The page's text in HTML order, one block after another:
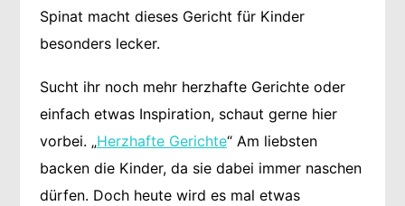
Spinat macht dieses Gericht für Kinder
besonders lecker.
Sucht ihr noch mehr herzhafte Gerichte oder
einfach etwas Inspiration, schaut gerne hier
vorbei. „Herzhafte Gerichte“ Am liebsten
backen die Kinder, da sie dabei immer naschen
dürfen. Doch heute wird es mal etwas